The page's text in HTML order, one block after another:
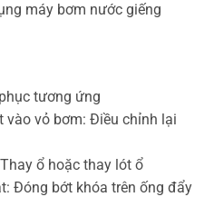
máy bơm nước giếng
tương ứng
vào vỏ bơm: Điều chỉnh lại
ổ hoặc thay lót ổ
Đóng bớt khóa trên ống đẩy